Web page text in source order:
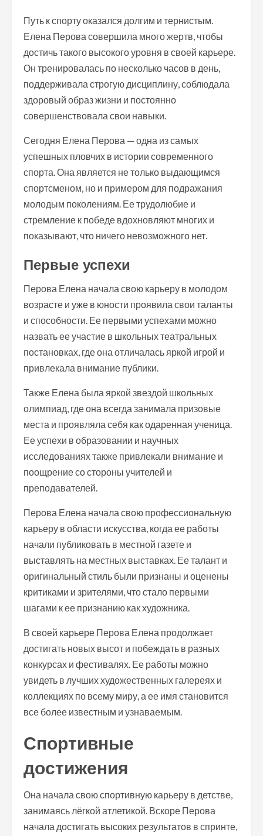
Путь к спорту оказался долгим и тернистым.
Елена Перова совершила много жертв, чтобы
достичь такого высокого уровня в своей карьере.
Он тренировалась по несколько часов в день,
поддерживала строгую дисциплину, соблюдала
здоровый образ жизни и постоянно
совершенствовала свои навыки.
Сегодня Елена Перова — одна из самых
успешных пловчих в истории современного
спорта. Она является не только выдающимся
спортсменом, но и примером для подражания
молодым поколениям. Ее трудолюбие и
стремление к победе вдохновляют многих и
показывают, что ничего невозможного нет.
Первые успехи
Перова Елена начала свою карьеру в молодом
возрасте и уже в юности проявила свои таланты
и способности. Ее первыми успехами можно
назвать ее участие в школьных театральных
постановках, где она отличалась яркой игрой и
привлекала внимание публики.
Также Елена была яркой звездой школьных
олимпиад, где она всегда занимала призовые
места и проявляла себя как одаренная ученица.
Ее успехи в образовании и научных
исследованиях также привлекали внимание и
поощрение со стороны учителей и
преподавателей.
Перова Елена начала свою профессиональную
карьеру в области искусства, когда ее работы
начали публиковать в местной газете и
выставлять на местных выставках. Ее талант и
оригинальный стиль были признаны и оценены
критиками и зрителями, что стало первыми
шагами к ее признанию как художника.
В своей карьере Перова Елена продолжает
достигать новых высот и побеждать в разных
конкурсах и фестивалях. Ее работы можно
увидеть в лучших художественных галереях и
коллекциях по всему миру, а ее имя становится
все более известным и узнаваемым.
Спортивные
достижения
Она начала свою спортивную карьеру в детстве,
занимаясь лёгкой атлетикой. Вскоре Перова
начала достигать высоких результатов в спринте,